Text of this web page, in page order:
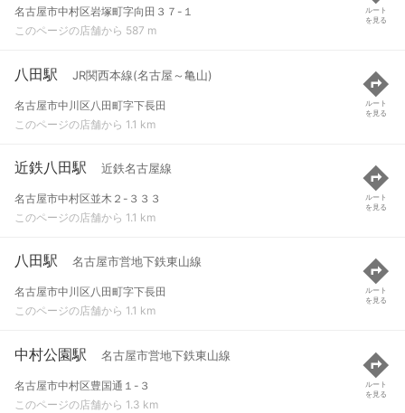
名古屋市中村区岩塚町字向田３７-１
このページの店舗から 587 m
ルート
を見る
八田駅 JR関西本線(名古屋～亀山)
名古屋市中川区八田町字下長田
このページの店舗から 1.1 km
ルート
を見る
近鉄八田駅 近鉄名古屋線
名古屋市中村区並木２-３３３
このページの店舗から 1.1 km
ルート
を見る
八田駅 名古屋市営地下鉄東山線
名古屋市中川区八田町字下長田
このページの店舗から 1.1 km
ルート
を見る
中村公園駅 名古屋市営地下鉄東山線
名古屋市中村区豊国通１-３
このページの店舗から 1.3 km
ルート
を見る